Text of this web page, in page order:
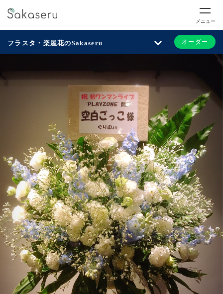
メニュー
フラスタ・楽屋花のSakaseru オーダー